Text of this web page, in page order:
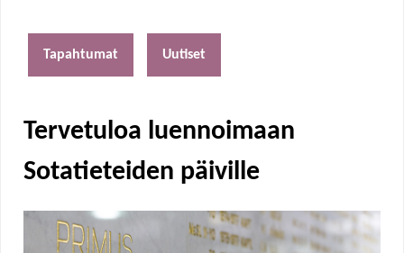
o
u
a
r
Tapahtumat Uutiset
Tervetuloa luennoimaan
Sotatieteiden päiville